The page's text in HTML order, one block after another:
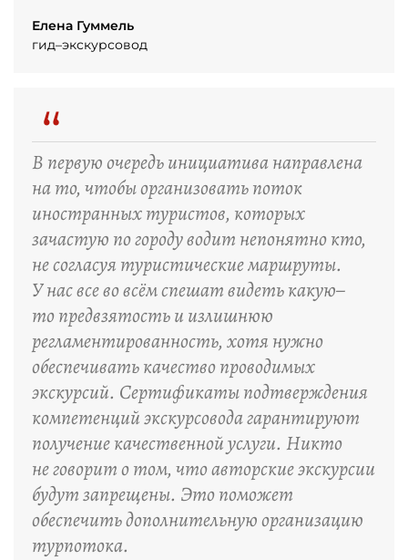
Елена Гуммель
гид–экскурсовод
“
В первую очередь инициатива направлена
на то, чтобы организовать поток
иностранных туристов, которых
зачастую по городу водит непонятно кто,
не согласуя туристические маршруты.
У нас все во всём спешат видеть какую–
то предвзятость и излишнюю
регламентированность, хотя нужно
обеспечивать качество проводимых
экскурсий. Сертификаты подтверждения
компетенций экскурсовода гарантируют
получение качественной услуги. Никто
не говорит о том, что авторские экскурсии
будут запрещены. Это поможет
обеспечить дополнительную организацию
турпотока.